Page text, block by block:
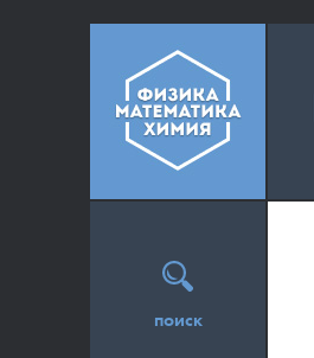
поиск